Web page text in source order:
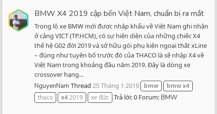
BMW X4 2019 cập bến Việt Nam, chuẩn bị ra mắt
Trong lô xe BMW mới được nhập khẩu về Việt Nam ghi nhận
ở cảng VICT (TP.HCM), có sự hiện diện của những chiếc X4
thế hệ G02 đời 2019 và sở hữu gói phụ kiện ngoại thất xLine
– đúng như tuyên bố trước đó của THACO là sẽ nhập X4 về
Việt Nam trong khoảng đầu năm 2019. Đây là dòng xe
crossover hạng...
NguyenNam Thread 25 Tháng 1 2019 bmw bmwx4
thaco
x42019 xe đức Trả lời: 0 Forum:BMW